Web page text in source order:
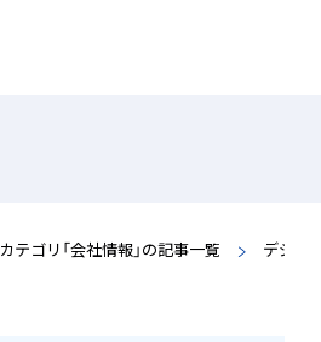
カテゴリ「会社情報」の記事一覧